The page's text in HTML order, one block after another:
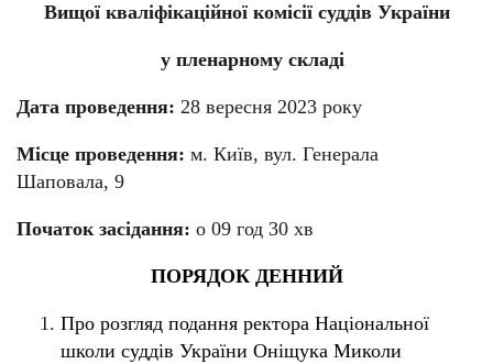
Вищої кваліфікаційної комісії суддів України
у пленарному складі
Дата проведення: 28 вересня 2023 року
Місце проведення: м. Київ, вул. Генерала
Шаповала, 9
Початок засідання: о 09 год 30 хв
ПОРЯДОК ДЕННИЙ
Про розгляд подання ректора Національної
школи суддів України Оніщука Миколи